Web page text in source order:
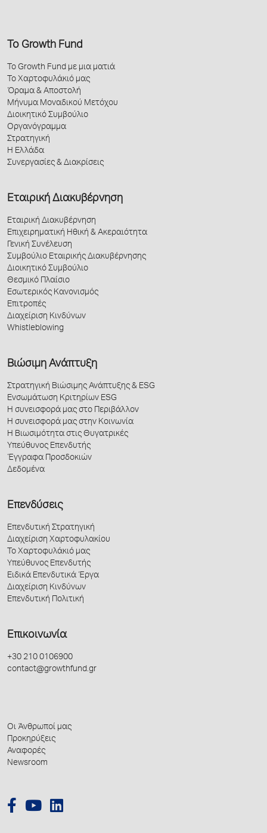
Το Growth Fund
Το Growth Fund με μια ματιά
Το Χαρτοφυλάκιό μας
Όραμα & Αποστολή
Μήνυμα Μοναδικού Μετόχου
Διοικητικό Συμβούλιο
Οργανόγραμμα
Στρατηγική
Η Ελλάδα
Συνεργασίες & Διακρίσεις
Εταιρική Διακυβέρνηση
Εταιρική Διακυβέρνηση
Επιχειρηματική Ηθική & Ακεραιότητα
Γενική Συνέλευση
Συμβούλιο Εταιρικής Διακυβέρνησης
Διοικητικό Συμβούλιο
Θεσμικό Πλαίσιο
Εσωτερικός Κανονισμός
Επιτροπές
Διαχείριση Κινδύνων
Whistleblowing
Βιώσιμη Ανάπτυξη
Στρατηγική Βιώσιμης Ανάπτυξης & ESG
Ενσωμάτωση Κριτηρίων ESG
Η συνεισφορά μας στο Περιβάλλον
Η συνεισφορά μας στην Κοινωνία
Η Βιωσιμότητα στις Θυγατρικές
Υπεύθυνος Επενδυτής
Έγγραφα Προσδοκιών
Δεδομένα
Επενδύσεις
Επενδυτική Στρατηγική
Διαχείριση Χαρτοφυλακίου
Το Χαρτοφυλάκιό μας
Υπεύθυνος Επενδυτής
Ειδικά Επενδυτικά Έργα
Διαχείριση Κινδύνων
Επενδυτική Πολιτική
Επικοινωνία
+30 210 0106900
contact@growthfund.gr
Οι Άνθρωποί μας
Προκηρύξεις
Αναφορές
Newsroom